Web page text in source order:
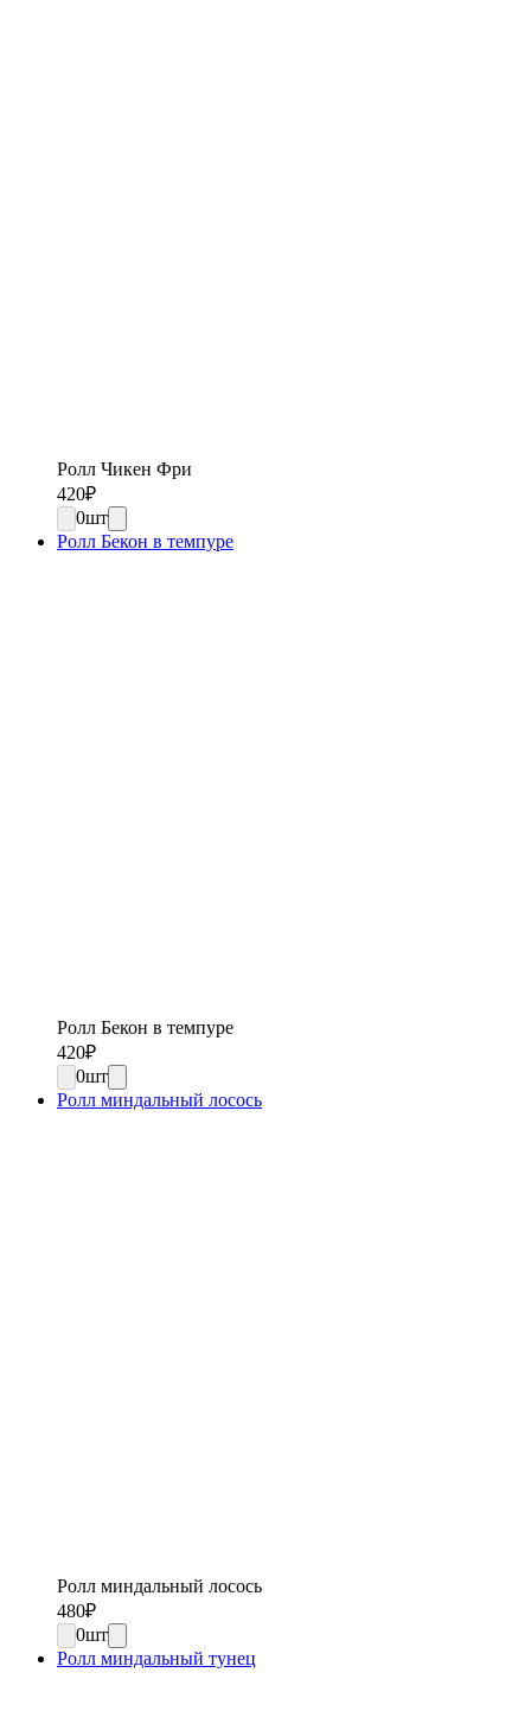
Ролл Чикен Фри
420₽
0шт
Ролл Бекон в темпуре
Ролл Бекон в темпуре
420₽
0шт
Ролл миндальный лосось
Ролл миндальный лосось
480₽
0шт
Ролл миндальный тунец